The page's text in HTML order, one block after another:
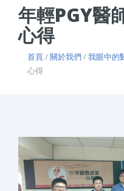
年輕PGY醫
心得
首頁/關於我們 /我眼中的
心得